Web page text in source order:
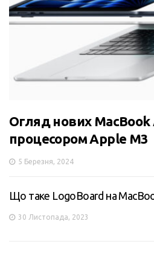
Огляд нових MacBook
процесором Apple M3
5 Березня, 2024
Що таке LogoBoard на
30 Листопада, 2023